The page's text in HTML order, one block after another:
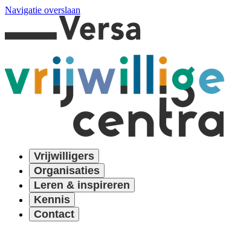
Navigatie overslaan
Vrijwilligers
Organisaties
Leren & inspireren
Kennis
Contact